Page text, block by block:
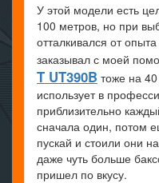
У этой модели есть
100 метров, но при
отталкивался от
заказывал с моей
T UT390B тоже на
использует в
приблизительно
сначала один, потом
пускай и стоили они
даже чуть больше
пришел по вкусу.